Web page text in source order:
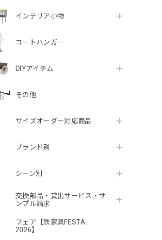
インテリア小物
コートハンガー
DIYアイテム
その他
サイズオーダー対応商品
ブランド別
シーン別
交換部品・貸出サービス・サ
ンプル請求
フェア【鉄家具FESTA
2026】